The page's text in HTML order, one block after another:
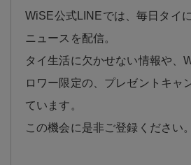
WiSE公式LINEでは、毎日タイ
ニュースを配信。
タイ生活に欠かせない情報や、
ロワー限定の、プレゼントキャ
ています。
この機会に是非ご登録ください。